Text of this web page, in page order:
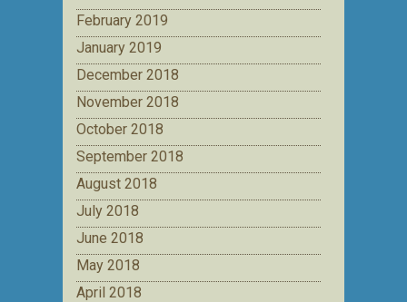
February 2019
January 2019
December 2018
November 2018
October 2018
September 2018
August 2018
July 2018
June 2018
May 2018
April 2018